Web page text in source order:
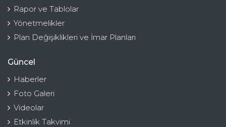
Rapor ve Tablolar
Yönetmelikler
Plan Değişiklikleri ve İmar Planları
Güncel
Haberler
Foto Galeri
Videolar
Etkinlik Takvimi